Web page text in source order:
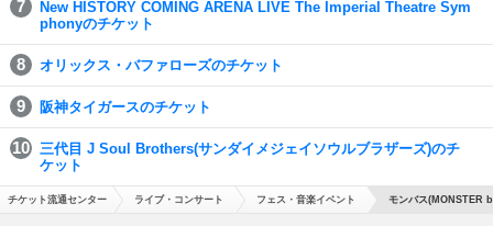
New HISTORY COMING ARENA LIVE The Imperial Theatre Sym
phonyのチケット
オリックス・バファローズのチケット
阪神タイガースのチケット
三代目 J Soul Brothers(サンダイメジェイソウルブラザーズ)のチ
ケット
チケット流通センター ライブ・コンサート フェス・音楽イベント モンバス(MONSTER